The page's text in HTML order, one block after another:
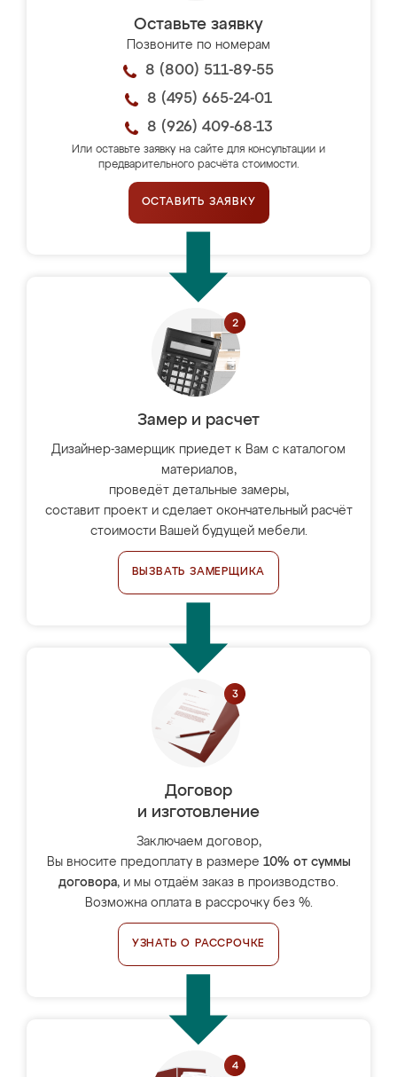
Оставьте заявку
Позвоните по номерам
8 (800) 511-89-55
8 (495) 665-24-01
8 (926) 409-68-13
Или оставьте заявку на сайте для консультации и
предварительного расчёта стоимости.
ОСТАВИТЬ ЗАЯВКУ
Замер и расчет
Дизайнер-замерщик приедет к Вам с каталогом
материалов,
проведёт детальные замеры,
составит проект и сделает окончательный расчёт
стоимости Вашей будущей мебели.
ВЫЗВАТЬ ЗАМЕРЩИКА
Договор
и изготовление
Заключаем договор,
Вы вносите предоплату в размере 10% от суммы
договора, и мы отдаём заказ в производство.
Возможна оплата в рассрочку без %.
УЗНАТЬ О РАССРОЧКЕ